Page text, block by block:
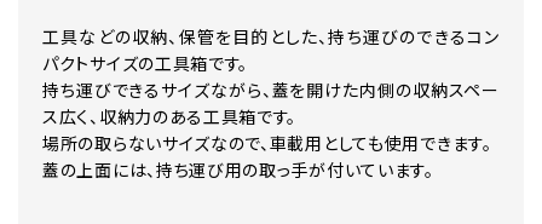
工具などの収納、保管を目的とした、持ち運びのできるコン
パクトサイズの工具箱です。
持ち運びできるサイズながら、蓋を開けた内側の収納スペー
ス広く、収納力のある工具箱です。
場所の取らないサイズなので、車載用としても使用できます。
蓋の上面には、持ち運び用の取っ手が付いています。